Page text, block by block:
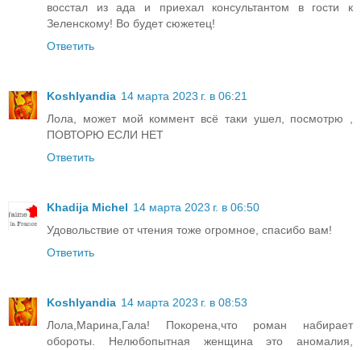
восстал из ада и приехал консультантом в гости к
Зеленскому! Во будет сюжетец!
Ответить
Koshlyandia 14 марта 2023 г. в 06:21
Лола, может мой коммент всё таки ушел, посмотрю ,
ПОВТОРЮ ЕСЛИ НЕТ
Ответить
Khadija Michel 14 марта 2023 г. в 06:50
Удовольствие от чтения тоже огромное, спасибо вам!
Ответить
Koshlyandia 14 марта 2023 г. в 08:53
Лола,Марина,Гала! Покорена,что роман набирает
обороты. Нелюбопытная женщина это аномалия,